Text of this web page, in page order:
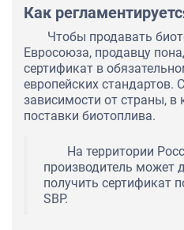
Как
Чтобы продавать
Евросоюза, продавцу
сертификат в
европейских стандартов.
зависимости от страны, в
поставки биотоплива.
На территории
производитель может
получить сертификат
SBP.